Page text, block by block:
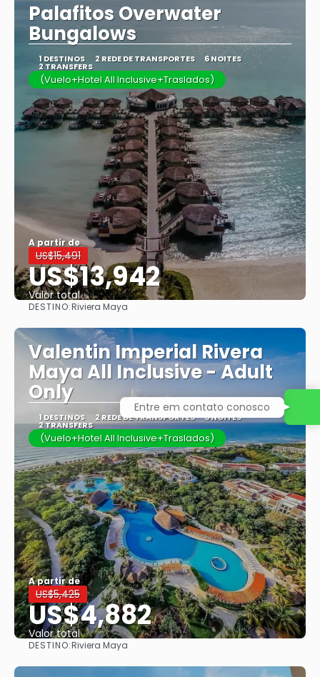
Palafitos Overwater
Bungalows
1 DESTINOS 2 REDE DE TRANSPORTES 6 NOITES
2 TRANSFERS
(Vuelo+Hotel All Inclusive+Traslados)
A partir de
US$15,491
US$13,942
Valor total
DESTINO:Riviera Maya
Valentin Imperial Rivera
Maya All Inclusive - Adult
Only
1 DESTINOS 2 REDE DE TRANSPORTES 6 NOITES
2 TRANSFERS
(Vuelo+Hotel All Inclusive+Traslados)
A partir de
US$5,425
US$4,882
Valor total
DESTINO:Riviera Maya
Entre em contato conosco